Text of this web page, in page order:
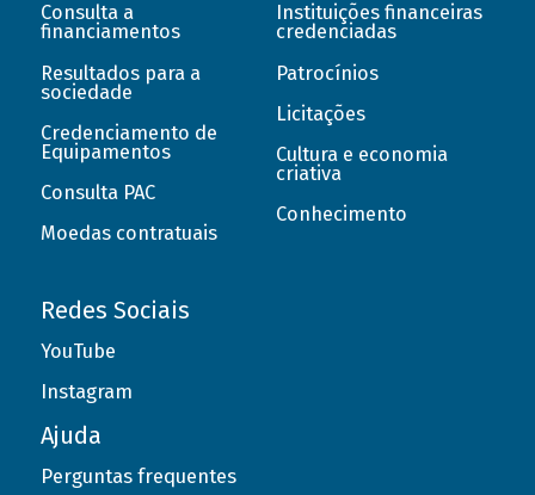
Consulta a
financiamentos
Resultados para a
sociedade
Credenciamento de
Equipamentos
Consulta PAC
Moedas contratuais
Instituições financeiras
credenciadas
Patrocínios
Licitações
Cultura e economia
criativa
Conhecimento
Redes Sociais
YouTube
Instagram
Ajuda
Perguntas frequentes